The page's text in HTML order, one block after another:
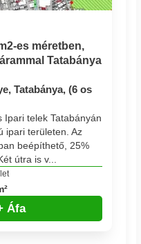
es méretben,
Tatabánya
Tatabánya, (6 os
Ipari telek Tatabányán
ipari területen. Az
beépíthető, 25%
útra is v...
Áfa